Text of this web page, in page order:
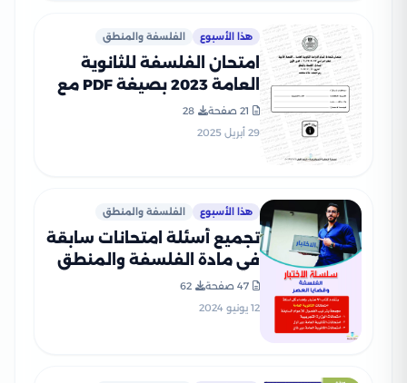
هذا الأسبوع الفلسفة والمنطق
امتحان الفلسفة للثانوية
العامة 2023 بصيغة PDF مع
نموذج الإجابة الرسمي
21 صفحة
28
29 أبريل 2025
هذا الأسبوع الفلسفة والمنطق
تجميع أسئلة امتحانات سابقة
في مادة الفلسفة والمنطق
الإجابات النموذجية
47 صفحة
62
12 يونيو 2024